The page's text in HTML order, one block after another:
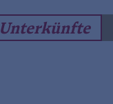
Unterkünfte